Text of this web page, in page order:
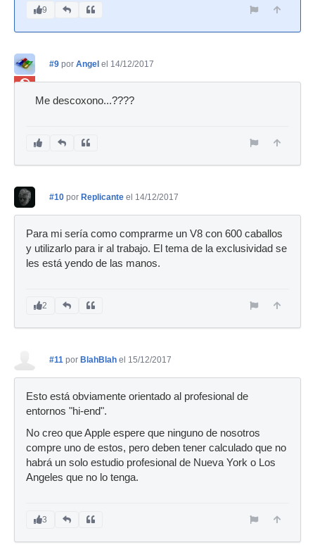
9
#9 por Angel el 14/12/2017
Me descoxono...????
#10 por Replicante el 14/12/2017
Para mi sería como comprarme un V8 con 600 caballos
y utilizarlo para ir al trabajo. El tema de la exclusividad se
les está yendo de las manos.
2
#11 por BlahBlah el 15/12/2017
Esto está obviamente orientado al profesional de
entornos "hi-end".
No creo que Apple espere que ninguno de nosotros
compre uno de estos, pero deben tener calculado que no
habrá un solo estudio profesional de Nueva York o Los
Angeles que no lo tenga.
3